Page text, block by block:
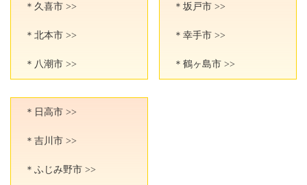
＊久喜市 >>
＊北本市 >>
＊八潮市 >>
＊坂戸市 >>
＊幸手市 >>
＊鶴ヶ島市 >>
＊日高市 >>
＊吉川市 >>
＊ふじみ野市 >>